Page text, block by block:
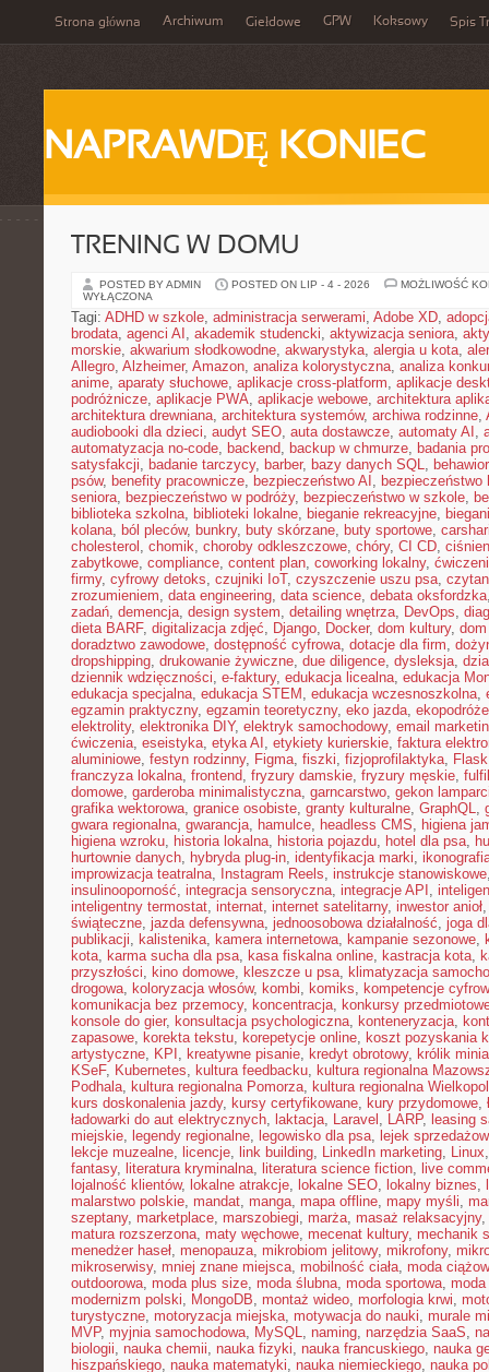
Strona główna Archiwum Giełdowe GPW Koksowy Spis
NAPRAWDĘ KONIEC
TRENING W DOMU
POSTED BY ADMIN POSTED ON LIP - 4 - 2026
MOŻLIWOŚĆ
WYŁĄCZONA
Tagi: ADHD w szkole, administracja serwerami, Adobe XD,
brodata, agenci AI , akademik studencki, aktywizacja seniora,
morskie, akwarium słodkowodne, akwarystyka, alergia u kota,
Allegro, Alzheimer, Amazon, analiza kolorystyczna, analiza
anime, aparaty słuchowe, aplikacje cross-platform, aplikacje
podróżnicze, aplikacje PWA, aplikacje webowe, architektura
architektura drewniana, architektura systemów, archiwa rodzinne,
audiobooki dla dzieci, audyt SEO, auta dostawcze, automaty AI ,
automatyzacja no-code, backend, backup w chmurze, badania
satysfakcji, badanie tarczycy, barber, bazy danych SQL,
psów, benefity pracownicze, bezpieczeństwo AI , bezpieczeństwo
seniora, bezpieczeństwo w podróży, bezpieczeństwo w szkole,
biblioteka szkolna, biblioteki lokalne, bieganie rekreacyjne,
kolana, ból pleców, bunkry, buty skórzane, buty sportowe,
cholesterol , chomik, choroby odkleszczowe, chóry, CI CD,
zabytkowe, compliance, content plan, coworking lokalny,
firmy, cyfrowy detoks, czujniki IoT, czyszczenie uszu psa,
zrozumieniem, data engineering, data science, debata oksfordzka
zadań, demencja, design system, detailing wnętrza, DevOps,
dieta BARF, digitalizacja zdjęć, Django, Docker, dom kultury,
doradztwo zawodowe, dostępność cyfrowa, dotacje dla firm,
dropshipping, drukowanie żywiczne, due diligence, dysleksja,
dziennik wdzięczności, e-faktury, edukacja licealna, edukacja
edukacja specjalna, edukacja STEM , edukacja wczesnoszkolna,
egzamin praktyczny, egzamin teoretyczny, eko jazda, ekopodróże
elektrolity, elektronika DIY, elektryk samochodowy, email
ćwiczenia, eseistyka, etyka AI , etykiety kurierskie, faktura
aluminiowe, festyn rodzinny, Figma, fiszki, fizjoprofilaktyka, Flask
franczyza lokalna, frontend, fryzury damskie, fryzury męskie,
domowe, garderoba minimalistyczna, garncarstwo, gekon
grafika wektorowa, granice osobiste, granty kulturalne, GraphQL,
gwara regionalna, gwarancja, hamulce, headless CMS, higiena
higiena wzroku, historia lokalna, historia pojazdu, hotel dla psa,
hurtownie danych, hybryda plug-in, identyfikacja marki,
improwizacja teatralna, Instagram Reels, instrukcje stanowiskowe
insulinooporność, integracja sensoryczna, integracje API ,
inteligentny termostat, internat, internet satelitarny, inwestor anioł
świąteczne, jazda defensywna, jednoosobowa działalność, joga
publikacji, kalistenika, kamera internetowa, kampanie sezonowe,
kota, karma sucha dla psa, kasa fiskalna online, kastracja kota,
przyszłości, kino domowe, kleszcze u psa, klimatyzacja
drogowa, koloryzacja włosów, kombi, komiks, kompetencje
komunikacja bez przemocy, koncentracja, konkursy
konsole do gier, konsultacja psychologiczna, konteneryzacja,
zapasowe, korekta tekstu, korepetycje online, koszt pozyskania
artystyczne, KPI , kreatywne pisanie, kredyt obrotowy, królik
KSeF, Kubernetes, kultura feedbacku, kultura regionalna
Podhala, kultura regionalna Pomorza, kultura regionalna
kurs doskonalenia jazdy, kursy certyfikowane, kury przydomowe,
ładowarki do aut elektrycznych, laktacja, Laravel , LARP, leasing
miejskie, legendy regionalne, legowisko dla psa, lejek
lekcje muzealne, licencje, link building, LinkedIn marketing, Linux
fantasy, literatura kryminalna, literatura science fiction, live
lojalność klientów, lokalne atrakcje, lokalne SEO, lokalny biznes,
malarstwo polskie, mandat, manga, mapa offline, mapy myśli,
szeptany, marketplace, marszobiegi, marża, masaż relaksacyjny,
matura rozszerzona, maty węchowe, mecenat kultury, mechanik
menedżer haseł, menopauza, mikrobiom jelitowy, mikrofony,
mikroserwisy, mniej znane miejsca, mobilność ciała, moda
outdoorowa, moda plus size, moda ślubna, moda sportowa,
modernizm polski, MongoDB, montaż wideo, morfologia krwi,
turystyczne, motoryzacja miejska, motywacja do nauki, murale
MVP, myjnia samochodowa, MySQL, naming, narzędzia SaaS,
biologii, nauka chemii, nauka fizyki, nauka francuskiego, nauka
hiszpańskiego, nauka matematyki, nauka niemieckiego, nauka